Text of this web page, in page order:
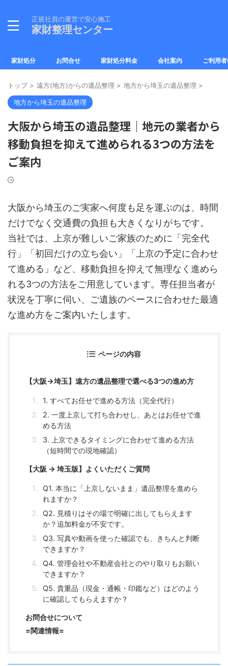
正規社員の運営で安心施工
家財整理センター
家財処分 お問合せ 家財処分料金 会社案内 ご利用
トップ > 遠方(地方)からの遺品整理 > 地方から埼玉の遺品整理 >
地方から埼玉の遺品整理
大阪から埼玉の遺品整理｜地元の業者から
移動負担を抑えて進められる3つの方法を
ご案内
大阪から埼玉のご実家へ何度も足を運ぶのは、時間
だけでなく交通費の負担も大きくなりがちです。
当社では、上京が難しいご家族のために「完全代
行」「初回だけの立ち会い」「上京の予定に合わせ
て進める」など、移動負担を抑えて無理なく進めら
れる3つの方法をご用意しています。専任担当者が
状況を丁寧に伺い、ご遺族のペースに合わせた最適
な進め方をご案内いたします。
ページの内容
【大阪→埼玉】遠方の遺品整理で選べる3つの進め方
1. すべてお任せで進める方法（完全代行）
2. 一度上京して打ち合わせし、あとはお任せで進
める方法
3. 上京できるタイミングに合わせて進める方法
（短時間での現地確認）
【大阪 → 埼玉版】よくいただくご質問
Q1. 本当に「上京しないまま」遺品整理を進めら
れますか？
Q2. 見積りはその場で明確に出してもらえます
か？追加料金が不安です。
Q3. 写真や動画を使った確認でも、きちんと判断
できますか？
Q4. 管理会社や不動産会社とのやり取りもお願い
できますか？
Q5. 貴重品（現金・通帳・印鑑など）はどのよう
に確認してもらえますか？
お問合せについて
=関連情報=